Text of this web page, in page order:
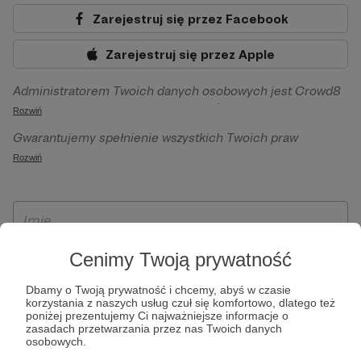
Cenimy Twoją prywatność
Dbamy o Twoją prywatność i chcemy, abyś w czasie
korzystania z naszych usług czuł się komfortowo, dlatego też
poniżej prezentujemy Ci najważniejsze informacje o
zasadach przetwarzania przez nas Twoich danych
osobowych.
Zarejestruj się przez Facebook
Zarejestruj się przez Apple
Administratorem Twoich danych osobowych jest Crowd8
sp. z o.o. z siedziba w Warszawie, ul. Żwirki i Wigury 16, 02-
092 Warszawa. Twoje dane osobowe będą przetwarzane w
szczególności w celu wykonania umowy zawartej z Tobą, w
Patronite.pl, w tym możliwości dokonywania oraz
otrzymywania wsparcia na naszej platformie oraz
Rozwiń
Gwarantujemy spełnienie wszystkich Twoich praw
wynikających z ogólnego rozporządzenia o ochronie
ich przenoszenia, niepodlegania zautomatyzowanemu
wyrażenia sprzeciwu wobec przetwarzania Twoich danych
osobowych. Rejestracja dla osób niepełnoletnich możliwa
jest po przekazaniu podpisanego formularza "Zgodna na
założenie konta przez osobę niepełnoletnią", formularz
dostępny jest na stronie regulaminu Patronite.pl.
Rozwiń